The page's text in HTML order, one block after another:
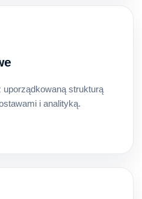
strukturą
i analityką.